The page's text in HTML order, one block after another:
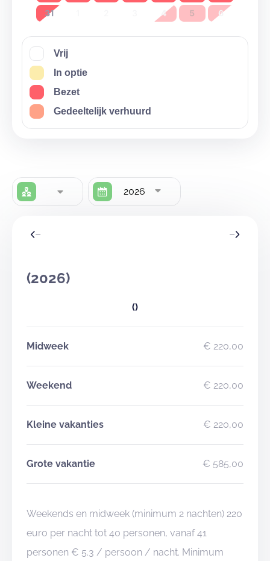
31
4 5 6
Vrij
In optie
Bezet
Gedeeltelijk verhuurd
2026
(2026)
()
Midweek € 220,00
Weekend € 220,00
Kleine vakanties € 220,00
Grote vakantie € 585,00
Weekends en midweek (minimum 2 nachten) 220
euro per nacht tot 40 personen, vanaf 41
personen € 5.3 / persoon / nacht. Minimum